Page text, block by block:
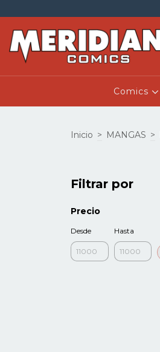
Comics
Inicio > MANGAS >
Filtrar por
Precio
Desde Hasta